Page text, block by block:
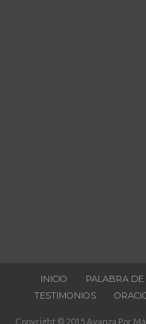
INICIO PALABRA DE
TESTIMONIOS
Copyright © 2015 Avanza Por